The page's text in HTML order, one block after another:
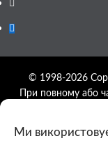
Ми
Twitter
Google
© 1998-2026
При повному або